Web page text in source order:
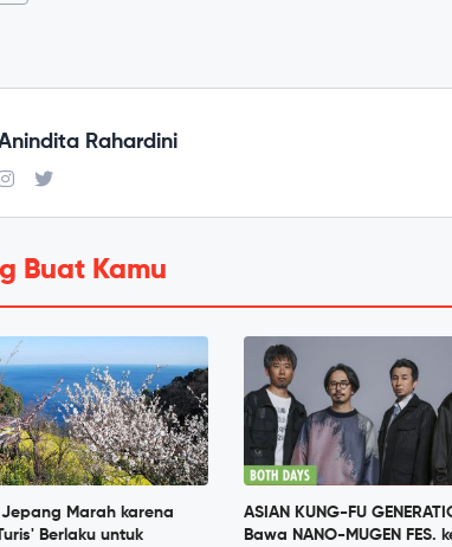
Rahardini
Buat Kamu
Marah karena
Berlaku untuk
ASIAN KUNG-FU
Bawa NANO-MUGEN FES.